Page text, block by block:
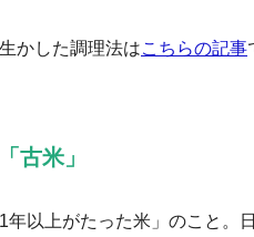
かした調理法はこちらの記事
古米」
以上がたった米」のこと。